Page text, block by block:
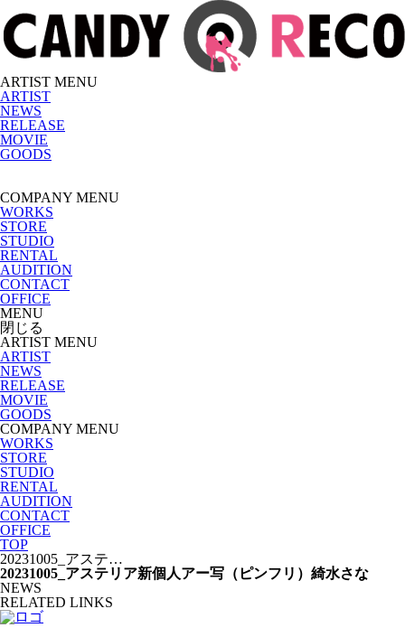
ARTIST MENU
ARTIST
NEWS
RELEASE
MOVIE
GOODS
COMPANY MENU
WORKS
STORE
STUDIO
RENTAL
AUDITION
CONTACT
OFFICE
MENU
閉じる
ARTIST MENU
ARTIST
NEWS
RELEASE
MOVIE
GOODS
COMPANY MENU
WORKS
STORE
STUDIO
RENTAL
AUDITION
CONTACT
OFFICE
TOP
20231005_アステ…
20231005_アステリア新個人アー写（ピンフリ）綺水さな
NEWS
RELATED LINKS